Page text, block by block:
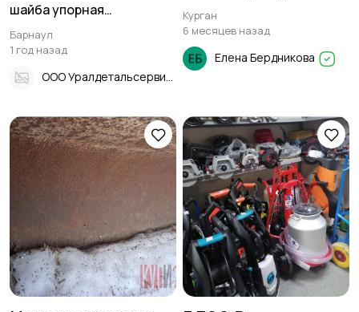
шайба упорная
(1116800011)
Барнаул
1 год назад
ООО Уралдетальсервис
Курган
6 месяцев назад
Елена Бердникова